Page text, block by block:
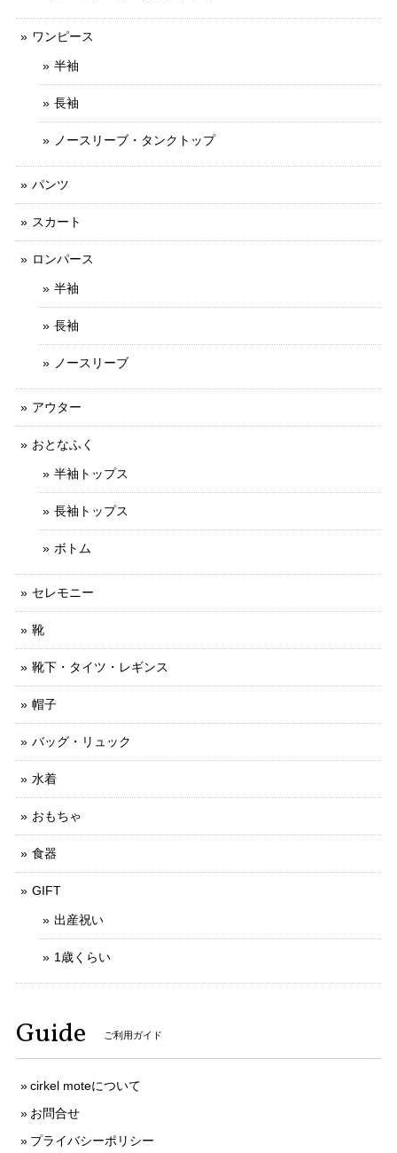
ワンピース
半袖
長袖
ノースリーブ・タンクトップ
パンツ
スカート
ロンパース
半袖
長袖
ノースリーブ
アウター
おとなふく
半袖トップス
長袖トップス
ボトム
セレモニー
靴
靴下・タイツ・レギンス
帽子
バッグ・リュック
水着
おもちゃ
食器
GIFT
出産祝い
1歳くらい
Guide ご利用ガイド
cirkel moteについて
お問合せ
プライバシーポリシー